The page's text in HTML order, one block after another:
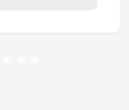
e torneiras,